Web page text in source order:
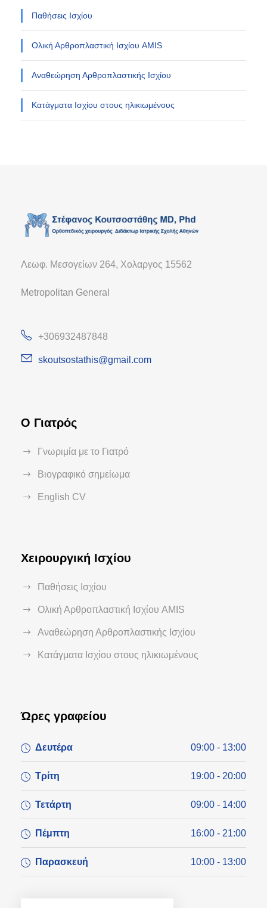
Παθήσεις Ισχίου
Ολική Αρθροπλαστική Ισχίου AMIS
Αναθεώρηση Αρθροπλαστικής Ισχίου
Κατάγματα Ισχίου στους ηλικιωμένους
Λεωφ. Μεσογείων 264, Χολαργος 15562
Metropolitan General
+306932487848
skoutsostathis@gmail.com
Ο Γιατρός
Γνωριμία με το Γιατρό
Βιογραφικό σημείωμα
English CV
Χειρουργική Ισχίου
Παθήσεις Ισχίου
Ολική Αρθροπλαστική Ισχίου AMIS
Αναθεώρηση Αρθροπλαστικής Ισχίου
Κατάγματα Ισχίου στους ηλικιωμένους
Ώρες γραφείου
Δευτέρα 09:00 - 13:00
Τρίτη 19:00 - 20:00
Τετάρτη 09:00 - 14:00
Πέμπτη 16:00 - 21:00
Παρασκευή 10:00 - 13:00